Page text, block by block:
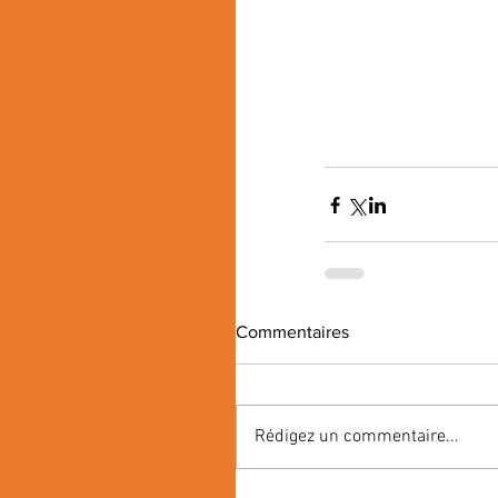
Commentaires
Rédigez un commentaire...